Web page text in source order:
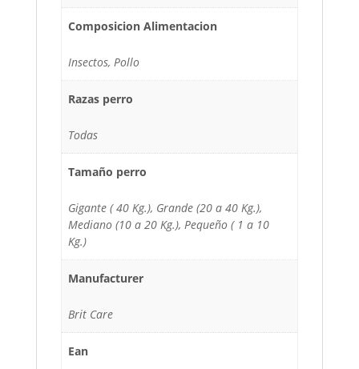
Composicion Alimentacion
Insectos, Pollo
Razas perro
Todas
Tamaño perro
Gigante ( 40 Kg.), Grande (20 a 40 Kg.),
Mediano (10 a 20 Kg.), Pequeño ( 1 a 10
Kg.)
Manufacturer
Brit Care
Ean